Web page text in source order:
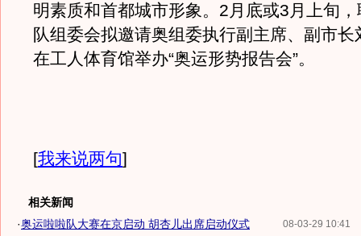
明素质和首都城市形象。2月底或3月上旬
队组委会拟邀请奥组委执行副主席、副市长
在工人体育馆举办“奥运形势报告会”。
[我来说两句]
相关新闻
08-03-29 10:41
·奥运啦啦队大赛在京启动 胡杏儿出席启动仪式